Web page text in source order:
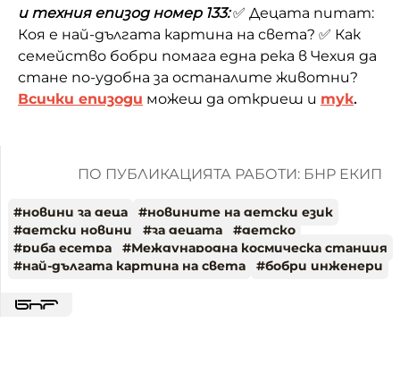
и техния епизод номер 133:✅ Децата питат:
Коя е най-дългата картина на света? ✅ Как
семейство бобри помага една река в Чехия да
стане по-удобна за останалите животни?
Всички епизоди можеш да откриеш и тук.
ПО ПУБЛИКАЦИЯТА РАБОТИ: БНР ЕКИП
#новини за деца #новините на детски език
#детски новини #за децата #детско
#риба есетра #Международна космическа станция
#най-дългата картина на света #бобри инженери